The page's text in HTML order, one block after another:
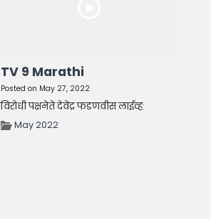
TV 9 Marathi
Posted on May 27, 2022
विरोधी पक्षनेते देवेंद्र फडणवीस लाईव्ह:
May 2022